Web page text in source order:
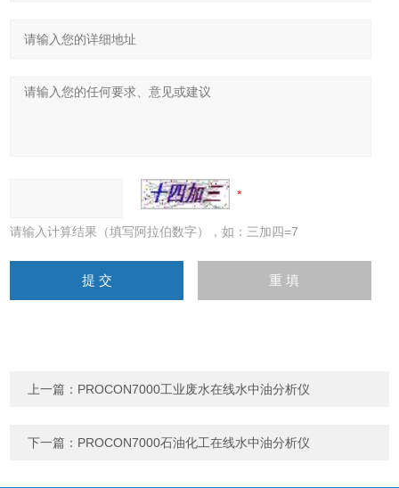
请输入计算结果（填写阿拉伯数字），如：三加四=7
上一篇： PROCON7000工业废水在线水中油分析仪
下一篇： PROCON7000石油化工在线水中油分析仪